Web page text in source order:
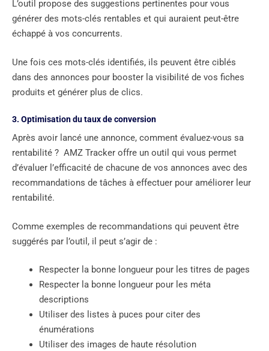
L’outil propose des suggestions pertinentes pour vous
générer des mots-clés rentables et qui auraient peut-être
échappé à vos concurrents.
Une fois ces mots-clés identifiés, ils peuvent être ciblés
dans des annonces pour booster la visibilité de vos fiches
produits et générer plus de clics.
3. Optimisation du taux de conversion
Après avoir lancé une annonce, comment évaluez-vous sa
rentabilité ? AMZ Tracker offre un outil qui vous permet
d’évaluer l’efficacité de chacune de vos annonces avec des
recommandations de tâches à effectuer pour améliorer leur
rentabilité.
Comme exemples de recommandations qui peuvent être
suggérés par l’outil, il peut s’agir de :
Respecter la bonne longueur pour les titres de pages
Respecter la bonne longueur pour les méta
descriptions
Utiliser des listes à puces pour citer des
énumérations
Utiliser des images de haute résolution